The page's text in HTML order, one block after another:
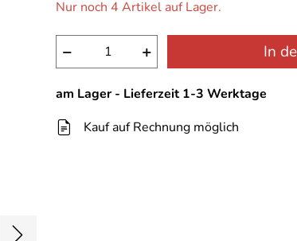
Nur noch 4 Artikel auf Lager.
− + In
am Lager - Lieferzeit 1-3 Werktage
Kauf auf Rechnung möglich